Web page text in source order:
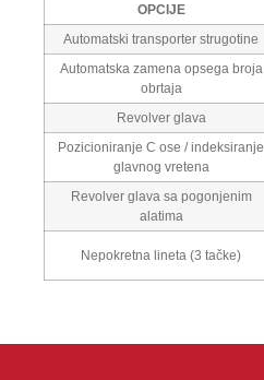
OPCIJE
Automatski transporter strugotine
Automatska zamena opsega broja
obrtaja
Revolver glava
Pozicioniranje C ose / indeksiranje
glavnog vretena
Revolver glava sa pogonjenim
alatima
Nepokretna lineta (3 tačke)